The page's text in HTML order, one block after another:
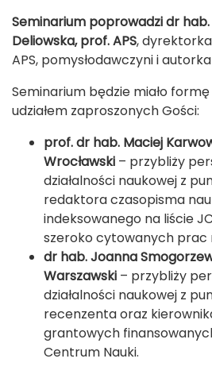
Seminarium poprowadzi dr
Deliowska, prof. APS,
APS, pomysłodawczyni i
Seminarium będzie miało
udziałem zaproszonych Gości:
prof. dr hab. Maciej
Wrocławski – przybliży
działalności naukowej z
redaktora czasopisma
indeksowanego na liście
szeroko cytowanych prac
dr hab. Joanna
Warszawski – przybliży
działalności naukowej z
recenzenta oraz
grantowych
Centrum Nauki.